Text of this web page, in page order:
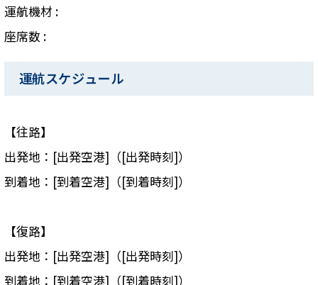
運航機材 :
座席数 :
運航スケジュール
【往路】
出発地：[出発空港]（[出発時刻]）
到着地：[到着空港]（[到着時刻]）
【復路】
出発地：[出発空港]（[出発時刻]）
到着地：[到着空港]（[到着時刻]）